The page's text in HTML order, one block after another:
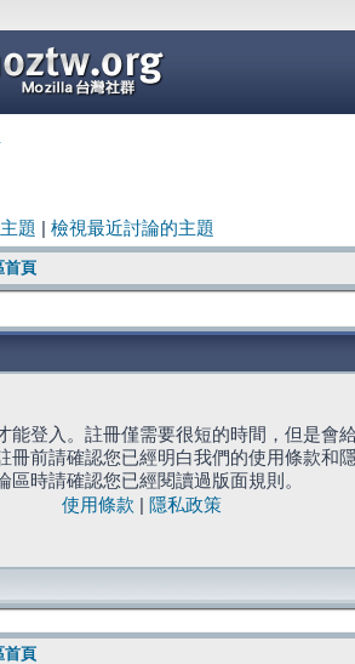
題 檢視最近討論的主題
首頁
能登入。註冊僅需要很短的時間，但是會
冊前請確認您已經明白我們的使用條款和
區時請確認您已經閱讀過版面規則。
使用條款
隱私政策
首頁